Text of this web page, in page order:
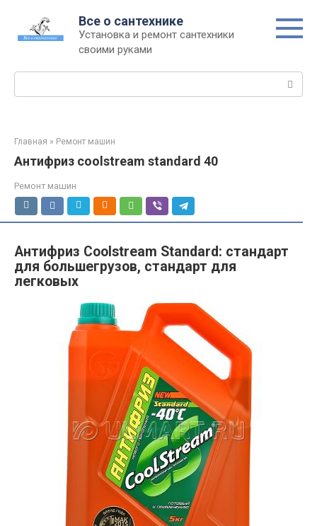
контенту
Все о сантехнике
Установка и ремонт сантехники
своими руками
Главная » Ремонт машин
Антифриз coolstream standard 40
Ремонт машин
Антифриз Coolstream Standard: стандарт
для большегрузов, стандарт для
легковых